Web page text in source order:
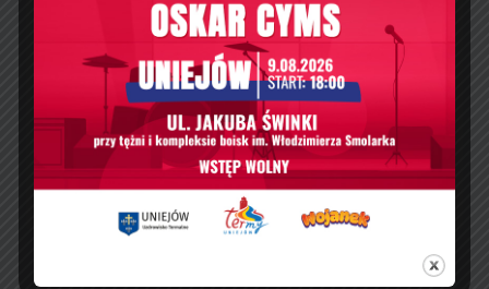
Ferie zimowe w Termach Uniejów